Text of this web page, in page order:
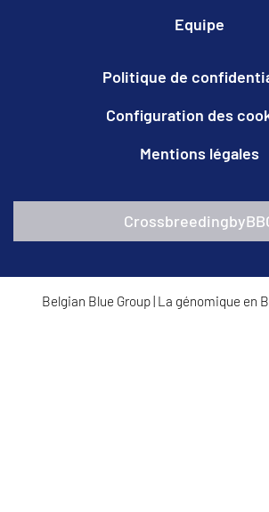
Equipe
Politique de
Configuration des
Mentions légales
Belgian Blue Group| La génomique en